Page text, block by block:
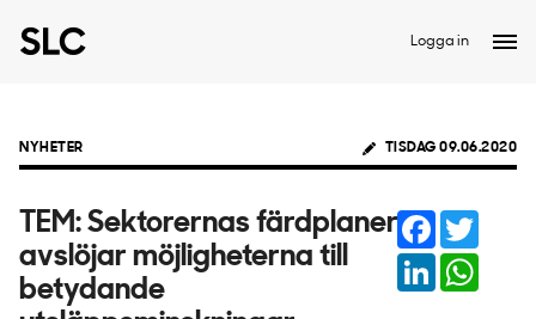
Logga in
NYHETER TISDAG 09.06.2020
TEM: Sektorernas färdplaner
avslöjar möjligheterna till
betydande
Facebook
LinkedIn